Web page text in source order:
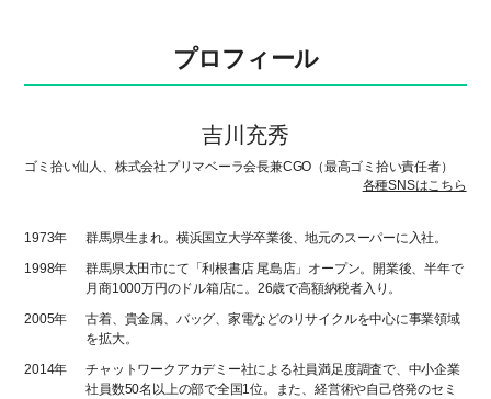
プロフィール
吉川充秀
ゴミ拾い仙人、株式会社プリマベーラ会長兼CGO（最高ゴミ拾い責任者）
各種SNSはこちら
1973年
群馬県生まれ。横浜国立大学卒業後、地元のスーパーに入社。
1998年
群馬県太田市にて「利根書店 尾島店」オープン。開業後、半年で
月商1000万円のドル箱店に。26歳で高額納税者入り。
2005年
古着、貴金属、バッグ、家電などのリサイクルを中心に事業領域
を拡大。
2014年
チャットワークアカデミー社による社員満足度調査で、中小企業
社員数50名以上の部で全国1位。また、経営術や自己啓発のセミ